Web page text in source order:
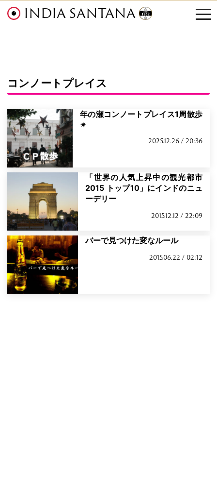
INDIA SANTANA
コンノートプレイス
年の瀬コンノートプレイス1周散歩
✴︎
2025.12.26 / 20:36
「世界の人気上昇中の観光都市
2015 トップ10」にインドのニュ
ーデリー
2015.12.12 / 22:09
バーで見つけた変なルール
2015.06.22 / 02:12